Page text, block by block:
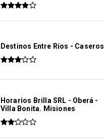
Destinos Entre Ríos - Caseros
Horarios Brilla SRL - Oberá -
Villa Bonita. Misiones